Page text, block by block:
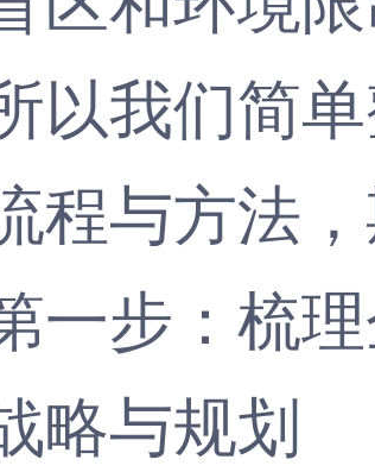
我们简单
程与方法
步：梳理
略与规划